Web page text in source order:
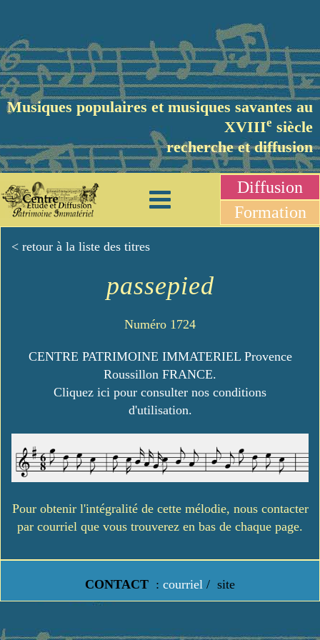
Musiques populaires et musiques savantes au
XVIIIe siècle
recherche et diffusion
Diffusion
Formation
< retour à la liste des titres
passepied
Numéro 1724
CENTRE PATRIMOINE IMMATERIEL Provence
Roussillon FRANCE.
Cliquez ici pour consulter nos conditions
d'utilisation.
Pour obtenir l'intégralité de cette mélodie, nous contacter
par courriel que vous trouverez en bas de chaque page.
CONTACT : courriel / site
https://www.lavielledanstoussesetats.fr